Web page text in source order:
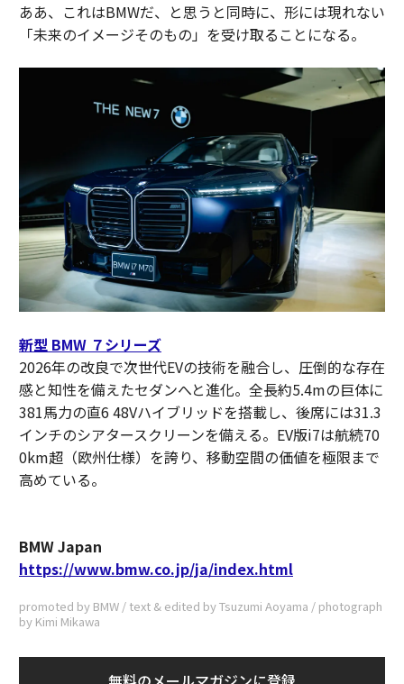
ああ、これはBMWだ、と思うと同時に、形には現れない
「未来のイメージそのもの」を受け取ることになる。
新型 BMW ７シリーズ
2026年の改良で次世代EVの技術を融合し、圧倒的な存在
感と知性を備えたセダンへと進化。全長約5.4mの巨体に
381馬力の直6 48Vハイブリッドを搭載し、後席には31.3
インチのシアタースクリーンを備える。EV版i7は航続70
0km超（欧州仕様）を誇り、移動空間の価値を極限まで
高めている。
BMW Japan
https://www.bmw.co.jp/ja/index.html
promoted by BMW / text & edited by Tsuzumi Aoyama / photograph
by Kimi Mikawa